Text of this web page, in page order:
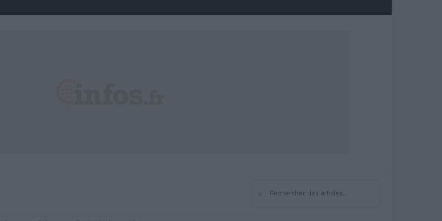
Rechercher